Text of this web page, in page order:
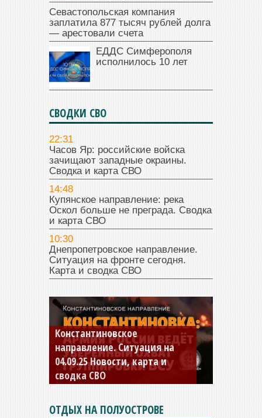
Севастопольская компания
заплатила 877 тысяч рублей долга
— арестовали счета
ЕДДС Симферополя
исполнилось 10 лет
СВОДКИ СВО
22:31
Часов Яр: российские войска
зачищают западные окраины.
Сводка и карта СВО
14:48
Купянское направление: река
Оскол больше не преграда. Сводка
и карта СВО
10:30
Днепропетровское направление.
Ситуация на фронте сегодня.
Карта и сводка СВО
Купянское направление. Что
происходит на самом деле?
Новости СВО. Карта и сводка
СВО
ОТДЫХ НА ПОЛУОСТРОВЕ